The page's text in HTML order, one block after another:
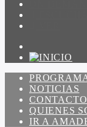
NOTICIAS
CONTACTO
QUIENES
IR A